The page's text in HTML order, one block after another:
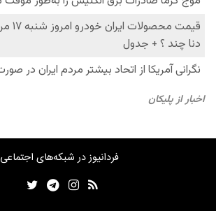
فردانیوز در شبکه‌های اجتماعی